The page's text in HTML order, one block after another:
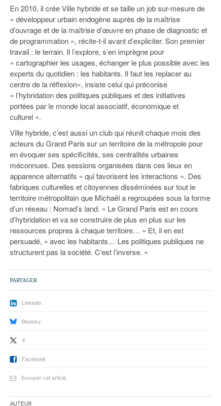
En 2010, il crée Ville hybride et se taille un job sur-mesure de
« développeur urbain endogène auprès de la maîtrise
d’ouvrage et de la maîtrise d’œuvre en phase de diagnostic et
de programmation », récite-t-il avant d’expliciter. Son premier
travail : le terrain. Il l’explore, s’en imprègne pour
« cartographier les usages, échanger le plus possible avec les
experts du quotidien : les habitants. Il faut les replacer au
centre de la réflexion», insiste celui qui préconise
« l’hybridation des politiques publiques et des initiatives
portées par le monde local associatif, économique et
culturel ».
Ville hybride, c’est aussi un club qui réunit chaque mois des
acteurs du Grand Paris sur un territoire de la métropole pour
en évoquer ses spécificités, ses centralités urbaines
méconnues. Des sessions organisées dans ces lieux en
apparence alternatifs « qui favorisent les interactions ». Des
fabriques culturelles et citoyennes disséminées sur tout le
territoire métropolitain que Michaël a regroupées sous la forme
d’un réseau : Nomad’s land. « Le Grand Paris est en cours
d’hybridation et va se construire de plus en plus sur les
ressources propres à chaque territoire… » Et, il en est
persuadé, « avec les habitants… Les politiques publiques ne
structurent pas la société. C’est l’inverse. »
PARTAGER
Linkedin
Bluesky
X
Facebook
Envoyer cet article
Auteur